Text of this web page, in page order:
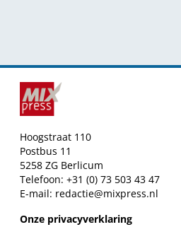
Hoogstraat 110
Postbus 11
5258 ZG Berlicum
Telefoon: +31 (0) 73 503 43 47
E-mail: redactie@mixpress.nl
Onze privacyverklaring